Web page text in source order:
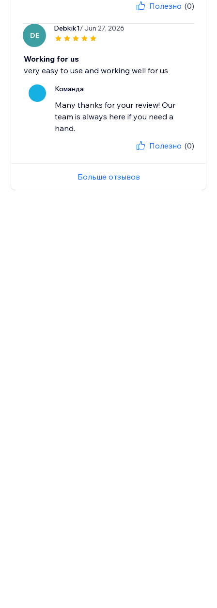
Полезно (0)
DE
Debkik1/ Jun 27, 2026
Working for us
very easy to use and working well for us
Команда
Many thanks for your review! Our
team is always here if you need a
hand.
Полезно (0)
Больше отзывов